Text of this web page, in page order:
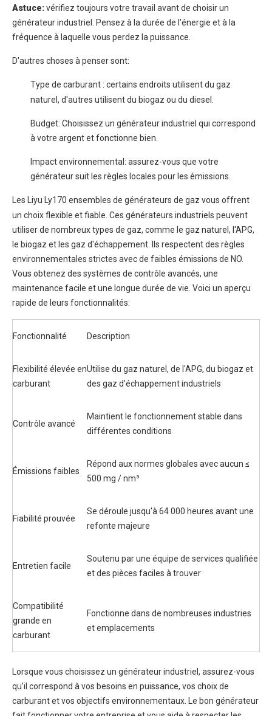
Astuce:vérifiez toujours votre travail avant de choisir un
générateur industriel. Pensez à la durée de l'énergie et à la
fréquence à laquelle vous perdez la puissance.
D'autres choses à penser sont:
Type de carburant : certains endroits utilisent du gaz
naturel, d'autres utilisent du biogaz ou du diesel.
Budget: Choisissez un générateur industriel qui correspond
à votre argent et fonctionne bien.
Impact environnemental: assurez-vous que votre
générateur suit les règles locales pour les émissions.
Les Liyu Ly170 ensembles de générateurs de gaz vous offrent
un choix flexible et fiable. Ces générateurs industriels peuvent
utiliser de nombreux types de gaz, comme le gaz naturel, l'APG,
le biogaz et les gaz d'échappement. Ils respectent des règles
environnementales strictes avec de faibles émissions de NO.
Vous obtenez des systèmes de contrôle avancés, une
maintenance facile et une longue durée de vie. Voici un aperçu
rapide de leurs fonctionnalités:
Fonctionnalité Description
Flexibilité élevée en
carburant
Utilise du gaz naturel, de l'APG, du biogaz et
des gaz d'échappement industriels
Contrôle avancé
Maintient le fonctionnement stable dans
différentes conditions
Émissions faibles
Répond aux normes globales avec aucun ≤
500 mg / nm³
Fiabilité prouvée
Se déroule jusqu'à 64 000 heures avant une
refonte majeure
Entretien facile
Soutenu par une équipe de services qualifiée
et des pièces faciles à trouver
Compatibilité
grande en
carburant
Fonctionne dans de nombreuses industries
et emplacements
Lorsque vous choisissez un générateur industriel, assurez-vous
qu'il correspond à vos besoins en puissance, vos choix de
carburant et vos objectifs environnementaux. Le bon générateur